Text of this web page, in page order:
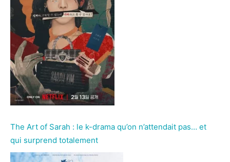
The Art of Sarah : le k-drama qu’on n’attendait pas… et
qui surprend totalement